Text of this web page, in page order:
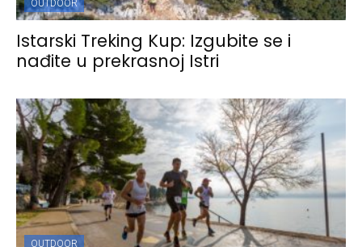
OUTDOOR
Istarski Treking Kup: Izgubite se i
nađite u prekrasnoj Istri
OUTDOOR